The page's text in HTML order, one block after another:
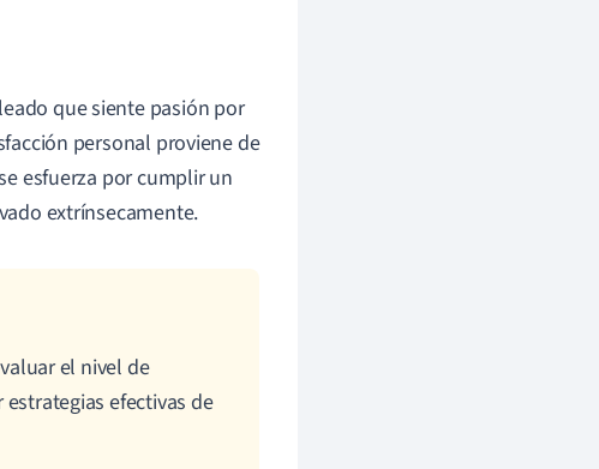
que siente pasión por
personal proviene de
esfuerza por cumplir un
extrínsecamente.
el nivel de
efectivas de